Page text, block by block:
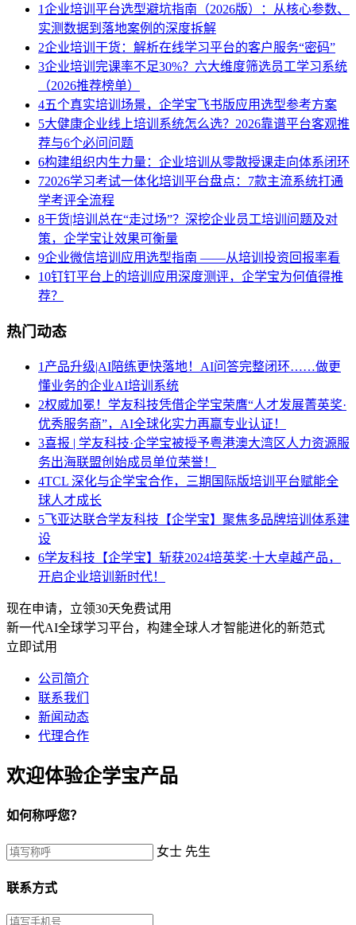
1企业培训平台选型避坑指南（2026版）：从核心参数、
实测数据到落地案例的深度拆解
2企业培训干货：解析在线学习平台的客户服务“密码”
3企业培训完课率不足30%？六大维度筛选员工学习系统
（2026推荐榜单）
4五个真实培训场景，企学宝飞书版应用选型参考方案
5大健康企业线上培训系统怎么选？2026靠谱平台客观推
荐与6个必问问题
6构建组织内生力量：企业培训从零散授课走向体系闭环
72026学习考试一体化培训平台盘点：7款主流系统打通
学考评全流程
8干货|培训总在“走过场”？深挖企业员工培训问题及对
策，企学宝让效果可衡量
9企业微信培训应用选型指南 ——从培训投资回报率看
10钉钉平台上的培训应用深度测评，企学宝为何值得推
荐？
热门动态
1 产品升级|AI陪练更快落地！AI问答完整闭环……做更
懂业务的企业AI培训系统
2权威加冕！学友科技凭借企学宝荣膺“人才发展菁英奖·
优秀服务商”，AI全球化实力再赢专业认证！
3喜报 | 学友科技·企学宝被授予粤港澳大湾区人力资源服
务出海联盟创始成员单位荣誉！
4TCL 深化与企学宝合作，三期国际版培训平台赋能全
球人才成长
5飞亚达联合学友科技【企学宝】聚焦多品牌培训体系建
设
6学友科技【企学宝】斩获2024培英奖·十大卓越产品，
开启企业培训新时代！
现在申请，立领30天免费试用
新一代AI全球学习平台，构建全球人才智能进化的新范式
立即试用
公司简介
联系我们
新闻动态
代理合作
欢迎体验企学宝产品
如何称呼您？
女士 先生
联系方式